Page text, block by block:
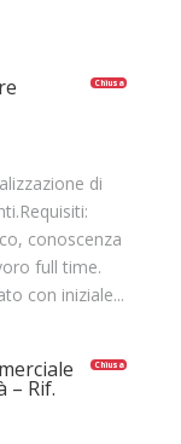
Chiusa
di
conoscenza
full time.
con iniziale...
Chiusa
– Rif.